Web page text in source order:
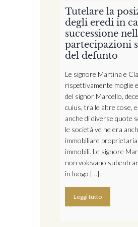
Tutelare la
degli eredi in
successione
partecipazioni
del defunto
Le signore Martina e
rispettivamente moglie
del signor Marcello,
cuius, tra le altre cose,
anche di diverse quote
le società ve ne era
immobiliare
immobili. Le signore
non volevano
in luogo […]
Leggi tutto